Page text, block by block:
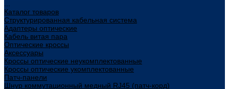
Каталог товаров
Структурированная кабельная система
Адаптеры оптические
Кабель витая пара
Оптические кроссы
Аксессуары
Кроссы оптические неукомплектованные
Кроссы оптические укомплектованные
Патч-панели
Шнур коммутационный медный RJ45 (патч-корд)